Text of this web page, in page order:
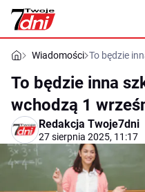
Wiadomości To będzie
To będzie inna
wchodzą 1
Redakcja Twoje7dni
27 sierpnia 2025, 11:17